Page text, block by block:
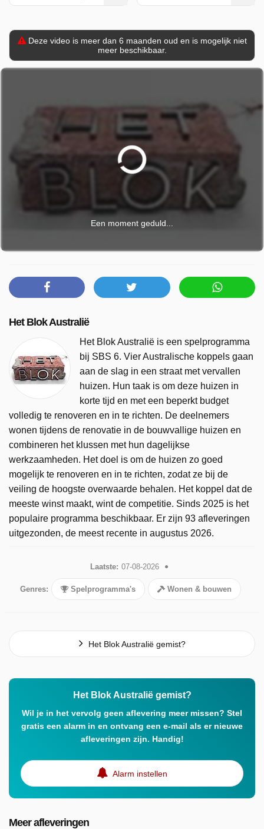
Deze video is meer dan 6 maanden oud en is mogelijk niet
meer beschikbaar.
Een moment geduld...
Het Blok Australië
Het Blok Australië is een spelprogramma
bij SBS 6. Vier Australische koppels gaan
aan de slag in een straat met vervallen
huizen. Hun taak is om deze huizen in
korte tijd en met een beperkt budget
volledig te renoveren en in te richten. De deelnemers
wonen tijdens de renovatie in de bouwvallige huizen en
combineren het klussen met hun dagelijkse
werkzaamheden. Het doel is om de huizen zo goed
mogelijk te renoveren en in te richten, zodat ze bij de
veiling de hoogste overwaarde behalen. Het koppel dat de
meeste winst maakt, wint de competitie. Sinds 2025 is het
populaire programma beschikbaar. Er zijn 93 afleveringen
uitgezonden, de meest recente in augustus 2026.
Laatste: 07-08-2026
Genres: Spelprogramma's Wonen & bouwen
Het Blok Australië gemist?
Het Blok Australië gemist?
Wil je in het vervolg geen aflevering meer missen? Stel
gratis een alarm in en ontvang een e-mail als er nieuwe
afleveringen zijn. Handig!
Alarm instellen
Meer afleveringen